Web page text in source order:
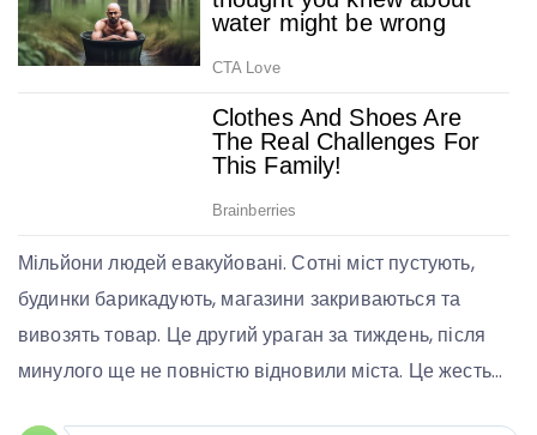
Мільйони людей евакуйовані. Сотні міст пустують,
будинки барикадують, магазини закриваються та
вивозять товар. Це другий ураган за тиждень, після
минулого ще не повністю відновили міста. Це жесть…